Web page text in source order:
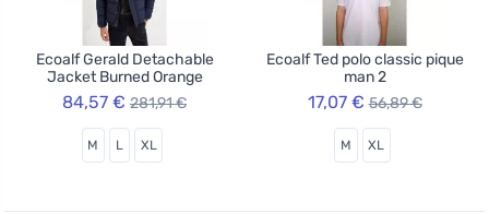
Ecoalf Gerald Detachable
Jacket Burned Orange
84,57 € 281,91 €
M L XL
Ecoalf Ted polo classic pique
man 2
17,07 € 56,89 €
M XL